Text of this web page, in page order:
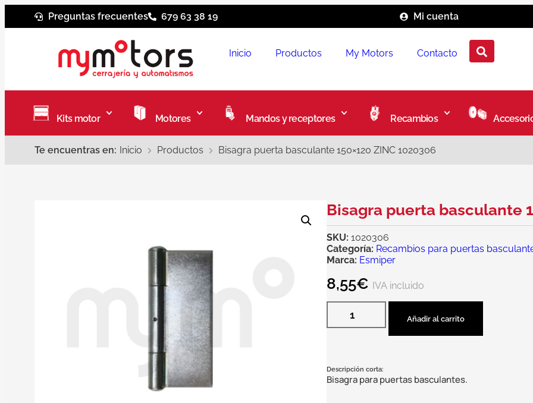
Preguntas frecuentes 679 63 38 19 Mi cuenta
Inicio Productos My Motors Contacto
Kits motor Motores Mandos y receptores Recambios
Te encuentras en: Inicio Productos Bisagra puerta basculante 150×120 ZINC 1020306
Bisagra puerta basculante
SKU:1020306
Categoría: Recambios para puertas
Marca: Esmiper
8,55€ IVA incluido
Añadir al carrito
Descripción corta:
Bisagra para puertas basculantes.